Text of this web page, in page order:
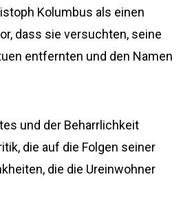
Kolumbus als einen
dass sie versuchten, seine
entfernten und den Namen
und der Beharrlichkeit
die auf die Folgen seiner
die die Ureinwohner